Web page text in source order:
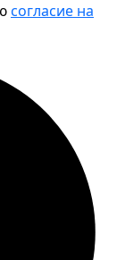
согласие на